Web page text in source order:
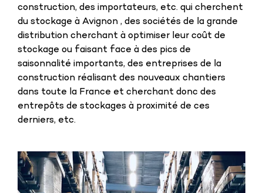
construction, des importateurs, etc. qui cherchent
du stockage à Avignon , des sociétés de la grande
distribution cherchant à optimiser leur coût de
stockage ou faisant face à des pics de
saisonnalité importants, des entreprises de la
construction réalisant des nouveaux chantiers
dans toute la France et cherchant donc des
entrepôts de stockages à proximité de ces
derniers, etc.